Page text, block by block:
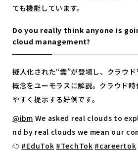
ても機能しています。
Do you really think anyone is
cloud management?
擬人化された“雲”が登場し、クラウ
概念をユーモラスに解説。クラウド
やすく提示する好例です。
@ibm We asked real clouds to
nd by real clouds we mean our
☁️ #EduTok #TechTok #careertok